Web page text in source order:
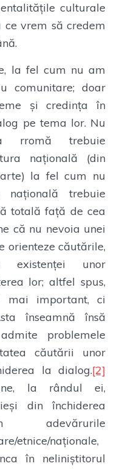
culturale
vrem să credem
la fel cum nu am
comunitare; doar
și credința în
pe tema lor. Nu
rromă trebuie
națională (din
la fel cum nu
trebuie
totală față de cea
că nu nevoia unei
orienteze căutările,
existenței unor
lor; altfel spus,
mai important, ci
înseamnă însă
problemele
căutării unor
la dialog.[2]
la rândul ei,
din închiderea
adevărurile
etnice/naționale,
în neliniștitorul